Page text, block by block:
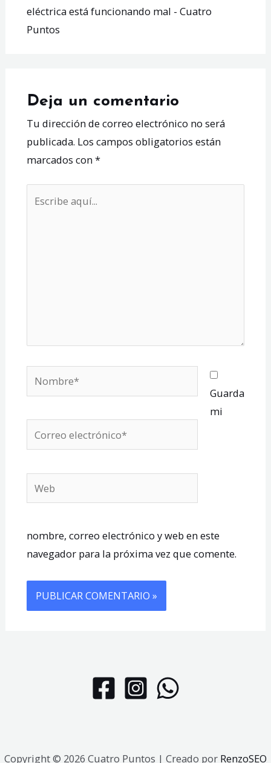
eléctrica está funcionando mal - Cuatro
Puntos
Deja un comentario
Tu dirección de correo electrónico no será
publicada. Los campos obligatorios están
marcados con *
Nombre*
electrónico*
Web
Guarda
mi
nombre, correo electrónico y web en este
navegador para la próxima vez que comente.
Copyright © 2026 Cuatro Puntos | Creado por RenzoSEO